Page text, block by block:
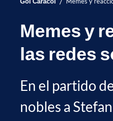
Memes y
las redes
En el partido
nobles a